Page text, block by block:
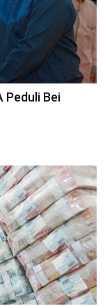
Peduli Bei